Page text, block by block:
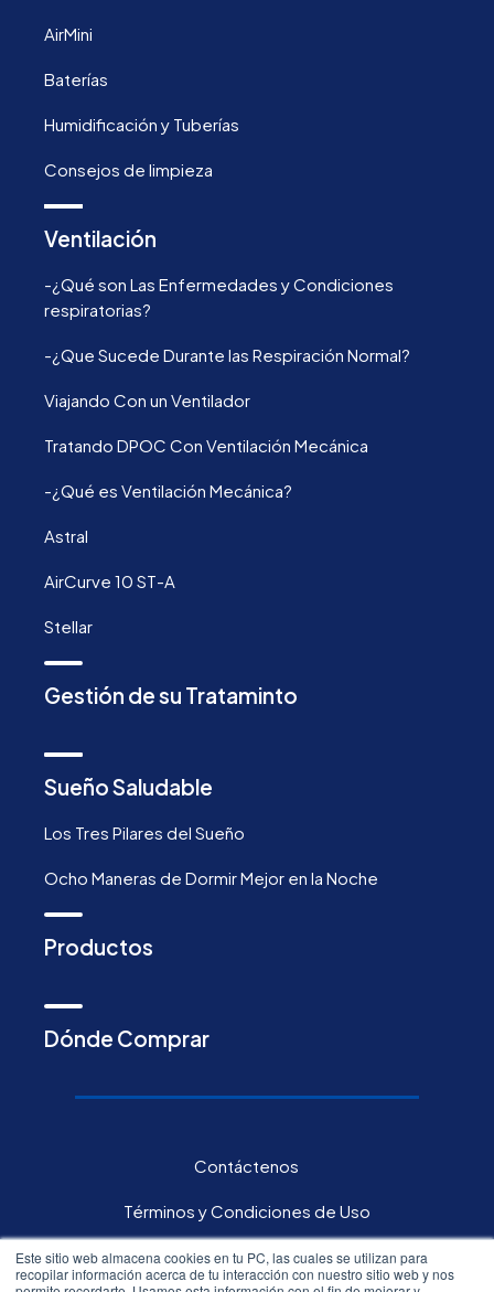
Este sitio web almacena cookies en tu PC, las cuales se utilizan para
recopilar información acerca de tu interacción con nuestro sitio web y nos
AirMini
Baterías
Humidificación y Tuberías
Consejos de limpieza
Ventilación
-¿Qué son Las Enfermedades y Condiciones
respiratorias?
-¿Que Sucede Durante las Respiración Normal?
Viajando Con un Ventilador
Tratando DPOC Con Ventilación Mecánica
-¿Qué es Ventilación Mecánica?
Astral
AirCurve 10 ST-A
Stellar
Gestión de su Trataminto
Sueño Saludable
Los Tres Pilares del Sueño
Ocho Maneras de Dormir Mejor en la Noche
Productos
Dónde Comprar
Contáctenos
Términos y Condiciones de Uso
Política de privacidad